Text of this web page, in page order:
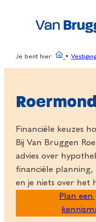
Je bent hier: •
Roermond
Financiële keuzes
Bij Van Bruggen
advies over
financiële planning,
en je niets over het
Plan een